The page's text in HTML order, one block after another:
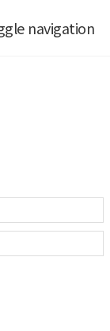
navigation